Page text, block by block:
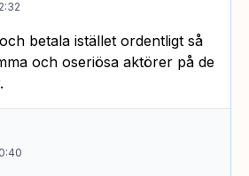
betala istället ordentligt så
och oseriösa aktörer på de